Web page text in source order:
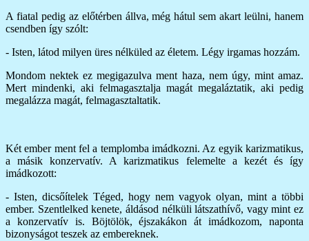
A fiatal pedig az előtérben állva, még hátul sem akart leülni, hanem
csendben így szólt:
- Isten, látod milyen üres nélküled az életem. Légy irgamas hozzám.
Mondom nektek ez megigazulva ment haza, nem úgy, mint amaz.
Mert mindenki, aki felmagasztalja magát megaláztatik, aki pedig
megalázza magát, felmagasztaltatik.
Két ember ment fel a templomba imádkozni. Az egyik karizmatikus,
a másik konzervatív. A karizmatikus felemelte a kezét és így
imádkozott:
- Isten, dicsőítelek Téged, hogy nem vagyok olyan, mint a többi
ember. Szentlelked kenete, áldásod nélküli látszathívő, vagy mint ez
a konzervatív is. Böjtölök, éjszakákon át imádkozom, naponta
bizonyságot teszek az embereknek.